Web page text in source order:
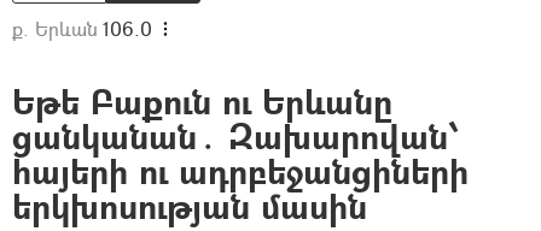
ք. Երևան 106.0
Եթե Բաքուն ու Երևանը
ցանկանան․ Զախարովան՝
հայերի ու ադրբեջանցիների
երկխոսության մասին